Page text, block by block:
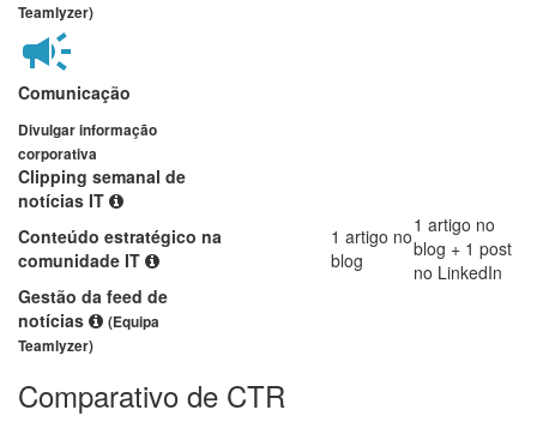
Teamlyzer)
Comunicação
Divulgar informação
corporativa
Clipping semanal de
notícias IT
Conteúdo estratégico na
comunidade IT
1 artigo no
blog
1 artigo no
blog + 1 post
no LinkedIn
Gestão da feed de
notícias
(Equipa
Teamlyzer)
Comparativo de CTR